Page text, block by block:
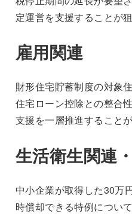
定運営を支援することが狙
雇用関連
財形住宅貯蓄制度の対象
住宅ローン控除との整合
支援を一層推進すること
生活衛生関連
中小企業が取得した30万
時償却できる特例につい